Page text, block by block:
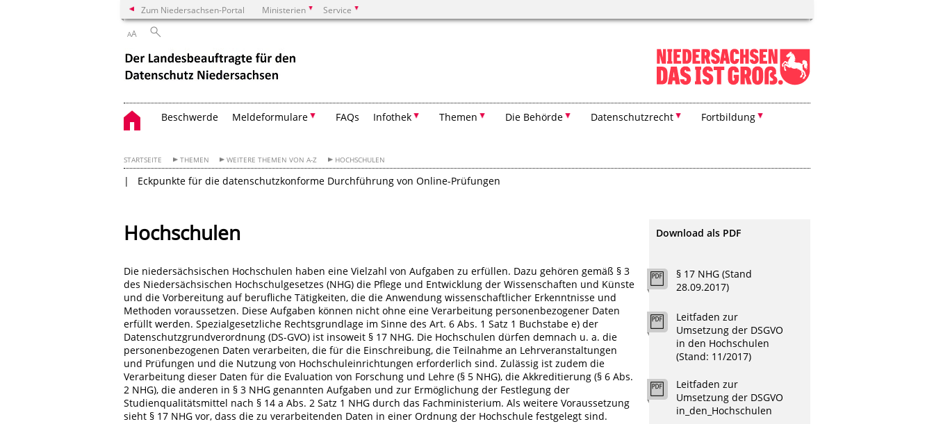
Zum Niedersachsen-Portal Ministerien Service
AA
Beschwerde Meldeformulare FAQs Infothek Themen Die Behörde Datenschutzrecht Fortbildung
STARTSEITE THEMEN WEITERE THEMEN VON A-Z HOCHSCHULEN
Eckpunkte für die datenschutzkonforme Durchführung von Online-Prüfungen
Hochschulen
Die niedersächsischen Hochschulen haben eine Vielzahl von Aufgaben zu erfüllen. Dazu gehören gemäß § 3
des Niedersächsischen Hochschulgesetzes (NHG) die Pflege und Entwicklung der Wissenschaften und Künste
und die Vorbereitung auf berufliche Tätigkeiten, die die Anwendung wissenschaftlicher Erkenntnisse und
Methoden voraussetzen. Diese Aufgaben können nicht ohne eine Verarbeitung personenbezogener Daten
erfüllt werden. Spezialgesetzliche Rechtsgrundlage im Sinne des Art. 6 Abs. 1 Satz 1 Buchstabe e) der
Datenschutzgrundverordnung (DS-GVO) ist insoweit § 17 NHG. Die Hochschulen dürfen demnach u. a. die
personenbezogenen Daten verarbeiten, die für die Einschreibung, die Teilnahme an Lehrveranstaltungen
und Prüfungen und die Nutzung von Hochschuleinrichtungen erforderlich sind. Zulässig ist zudem die
Verarbeitung dieser Daten für die Evaluation von Forschung und Lehre (§ 5 NHG), die Akkreditierung (§ 6 Abs.
2 NHG), die anderen in § 3 NHG genannten Aufgaben und zur Ermöglichung der Festlegung der
Studienqualitätsmittel nach § 14 a Abs. 2 Satz 1 NHG durch das Fachministerium. Als weitere Voraussetzung
sieht § 17 NHG vor, dass die zu verarbeitenden Daten in einer Ordnung der Hochschule festgelegt sind.
Download als PDF
§ 17 NHG (Stand
28.09.2017)
Leitfaden zur
Umsetzung der DSGVO
in den Hochschulen
(Stand: 11/2017)
Leitfaden zur
Umsetzung der DSGVO
in_den_Hochschulen